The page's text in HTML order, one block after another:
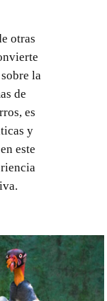
otras
la
de
es
y
este